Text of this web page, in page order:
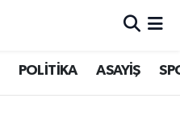
POLİTİKA ASAYİŞ